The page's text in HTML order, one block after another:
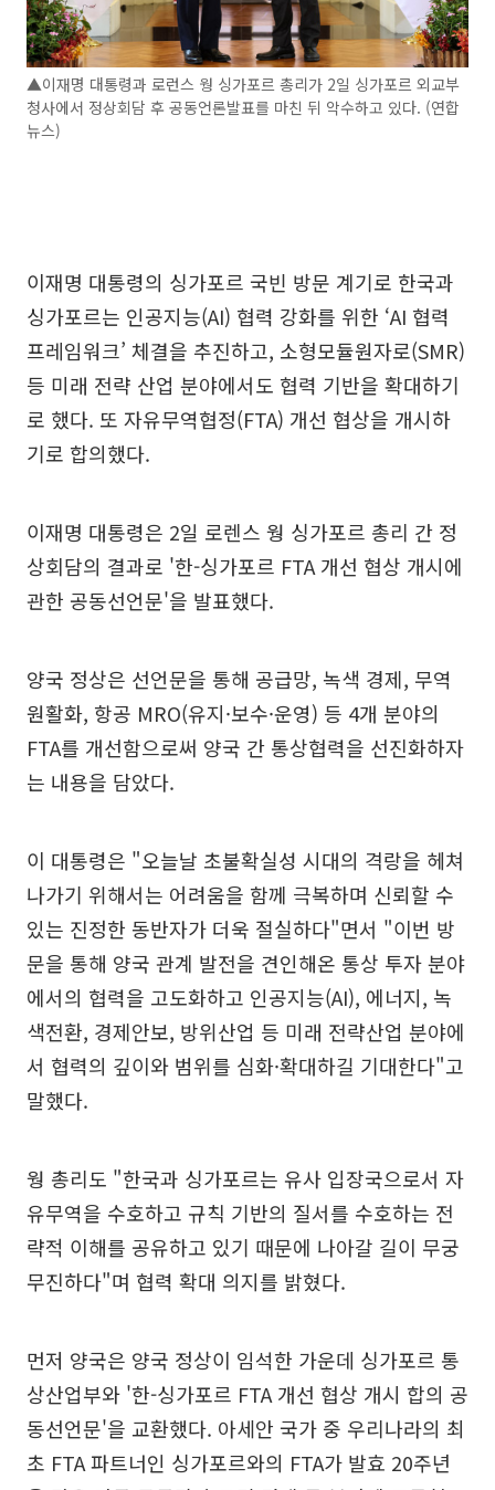
▲이재명 대통령과 로런스 웡 싱가포르 총리가 2일 싱가포르 외교부
청사에서 정상회담 후 공동언론발표를 마친 뒤 악수하고 있다. (연합
뉴스)
이재명 대통령의 싱가포르 국빈 방문 계기로 한국과
싱가포르는 인공지능(AI) 협력 강화를 위한 ‘AI 협력
프레임워크’ 체결을 추진하고, 소형모듈원자로(SMR)
등 미래 전략 산업 분야에서도 협력 기반을 확대하기
로 했다. 또 자유무역협정(FTA) 개선 협상을 개시하
기로 합의했다.
이재명 대통령은 2일 로렌스 웡 싱가포르 총리 간 정
상회담의 결과로 '한-싱가포르 FTA 개선 협상 개시에
관한 공동선언문'을 발표했다.
양국 정상은 선언문을 통해 공급망, 녹색 경제, 무역
원활화, 항공 MRO(유지·보수·운영) 등 4개 분야의
FTA를 개선함으로써 양국 간 통상협력을 선진화하자
는 내용을 담았다.
이 대통령은 "오늘날 초불확실성 시대의 격랑을 헤쳐
나가기 위해서는 어려움을 함께 극복하며 신뢰할 수
있는 진정한 동반자가 더욱 절실하다"면서 "이번 방
문을 통해 양국 관계 발전을 견인해온 통상 투자 분야
에서의 협력을 고도화하고 인공지능(AI), 에너지, 녹
색전환, 경제안보, 방위산업 등 미래 전략산업 분야에
서 협력의 깊이와 범위를 심화·확대하길 기대한다"고
말했다.
웡 총리도 "한국과 싱가포르는 유사 입장국으로서 자
유무역을 수호하고 규칙 기반의 질서를 수호하는 전
략적 이해를 공유하고 있기 때문에 나아갈 길이 무궁
무진하다"며 협력 확대 의지를 밝혔다.
먼저 양국은 양국 정상이 임석한 가운데 싱가포르 통
상산업부와 '한-싱가포르 FTA 개선 협상 개시 합의 공
동선언문'을 교환했다. 아세안 국가 중 우리나라의 최
초 FTA 파트너인 싱가포르와의 FTA가 발효 20주년